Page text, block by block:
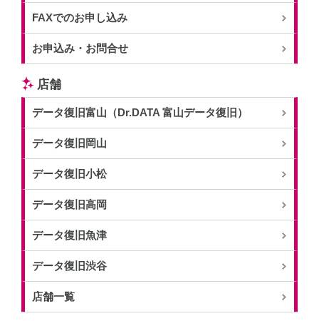
FAXでのお申し込み
お申込み・お問合せ
店舗
データ復旧富山（Dr.DATA 富山データ復旧）
データ復旧岡山
データ復旧小松
データ復旧高岡
データ復旧魚津
データ復旧渋谷
店舗一覧